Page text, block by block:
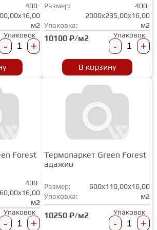
ПОЛ
ПОЛ
ДОСКА
400-
м2
Упаковок
- +
Размер:
400-
2000x235,00x16,00
Упаковка:
м2
10100 ₽/м2 Упаковок
- +
В корзину
Forest
400-
м2
Упаковок
- +
Термопаркет Green Forest
адажио
Размер:
600x110,00x16,00
Упаковка:
м2
10250 ₽/м2 Упаковок
- +